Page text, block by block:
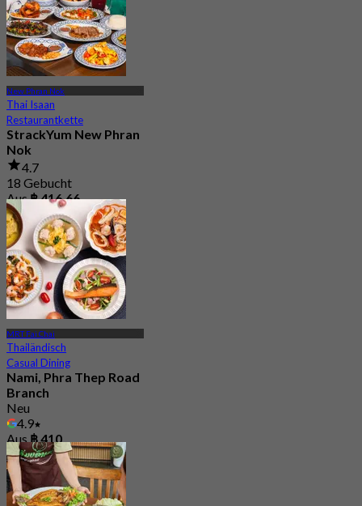
New Phran Nok
Thai Isaan
Restaurantkette
StrackYum New Phran
Nok
4.7
18 Gebucht
Aus฿ 416.66
MRT Fai Chai
Thailändisch
Casual Dining
Nami, Phra Thep Road
Branch
Neu
4.9
Aus ฿ 410